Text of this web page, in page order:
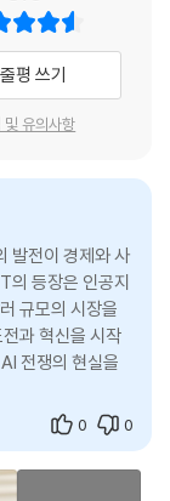
가 메타버스를 추진
을 걸었는지 2021년
러나 2023년이 되
번째나 열 번째,
지는 않았다. GPT
공개하기로 했다.
지 살아남아 승자가
라, 순다르 피아치
다. 그중에서도 특
하는 투자자다. 링
의 창립 멤버로, AI
투자한 기업의 흥
게 맞물려 돌아가는
CEO다. 구글 딥마
런 그가 2022년 최
자를 유치, 인플렉
책은 “지금 실리콘
남아 부자가 될 가능
이 예측이 현실이
공지능 전쟁의 최전
.
기업들이 어떻게 경
지금은 우리 인간들
에 누구보다 예민하
평 쓰기
및 유의사항
발전이 경제와 사
의 등장은 인공지
규모의 시장을
과 혁신을 시작
전쟁의 현실을
0 0